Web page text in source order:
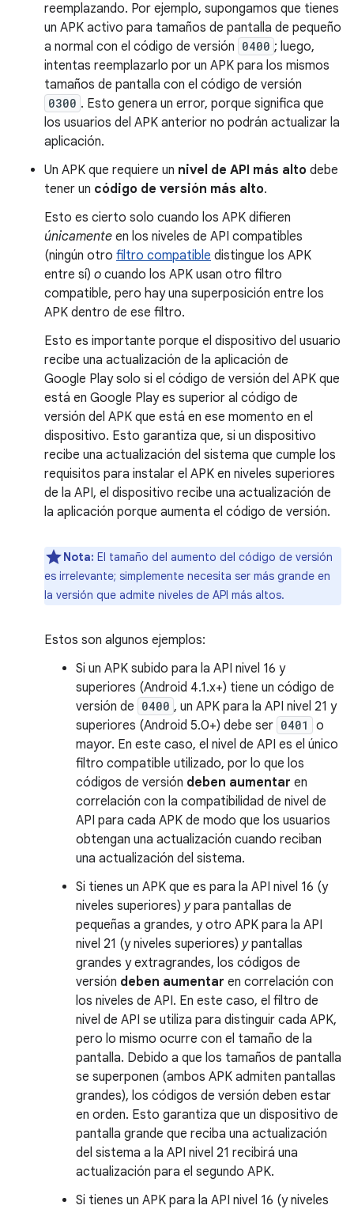
reemplazando. Por ejemplo, supongamos que tienes
un APK activo para tamaños de pantalla de pequeño
a normal con el código de versión 0400 ; luego,
intentas reemplazarlo por un APK para los mismos
tamaños de pantalla con el código de versión
0300 . Esto genera un error, porque significa que
los usuarios del APK anterior no podrán actualizar la
aplicación.
Un APK que requiere un nivel de API más alto debe
tener un código de versión más alto.
Esto es cierto solo cuando los APK difieren
únicamente en los niveles de API compatibles
(ningún otro filtro compatible distingue los APK
entre sí) o cuando los APK usan otro filtro
compatible, pero hay una superposición entre los
APK dentro de ese filtro.
Esto es importante porque el dispositivo del usuario
recibe una actualización de la aplicación de
Google Play solo si el código de versión del APK que
está en Google Play es superior al código de
versión del APK que está en ese momento en el
dispositivo. Esto garantiza que, si un dispositivo
recibe una actualización del sistema que cumple los
requisitos para instalar el APK en niveles superiores
de la API, el dispositivo recibe una actualización de
la aplicación porque aumenta el código de versión.
Nota: El tamaño del aumento del código de versión
es irrelevante; simplemente necesita ser más grande en
la versión que admite niveles de API más altos.
Estos son algunos ejemplos:
Si un APK subido para la API nivel 16 y
superiores (Android 4.1.x+) tiene un código de
versión de 0400 , un APK para la API nivel 21 y
superiores (Android 5.0+) debe ser 0401
o
mayor. En este caso, el nivel de API es el único
filtro compatible utilizado, por lo que los
códigos de versión deben aumentar en
correlación con la compatibilidad de nivel de
API para cada APK de modo que los usuarios
obtengan una actualización cuando reciban
una actualización del sistema.
Si tienes un APK que es para la API nivel 16 (y
niveles superiores) ypara pantallas de
pequeñas a grandes, y otro APK para la API
nivel 21 (y niveles superiores) ypantallas
grandes y extragrandes, los códigos de
versión deben aumentar en correlación con
los niveles de API. En este caso, el filtro de
nivel de API se utiliza para distinguir cada APK,
pero lo mismo ocurre con el tamaño de la
pantalla. Debido a que los tamaños de pantalla
se superponen (ambos APK admiten pantallas
grandes), los códigos de versión deben estar
en orden. Esto garantiza que un dispositivo de
pantalla grande que reciba una actualización
del sistema a la API nivel 21 recibirá una
actualización para el segundo APK.
Si tienes un APK para la API nivel 16 (y niveles